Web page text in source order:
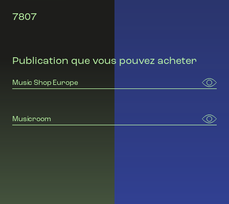
7807
Publication que vous pouvez acheter
Music Shop Europe
Musicroom